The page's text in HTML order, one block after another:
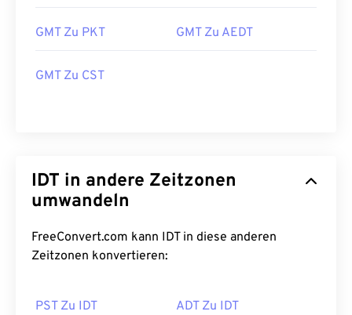
GMT Zu PKT GMT Zu AEDT
GMT Zu CST
IDT in andere Zeitzonen
umwandeln
FreeConvert.com kann IDT in diese anderen
Zeitzonen konvertieren:
PST Zu IDT ADT Zu IDT